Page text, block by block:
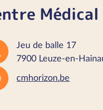
Jeu de balle 17
7900 Leuze-en-
cmhorizon.be